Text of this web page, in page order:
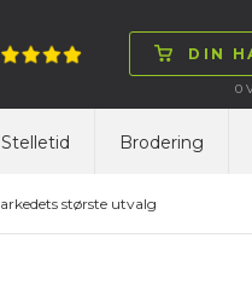
DIN
0
Stelletid Brodering
største utvalg